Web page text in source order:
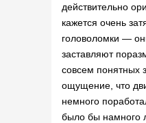
действительно
кажется очень
головоломки —
заставляют
совсем понятных
ощущение, что
немного
было бы намного